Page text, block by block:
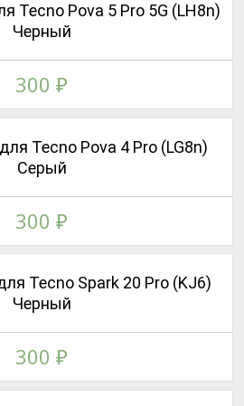
Tecno Spark 20 Pro (KJ6)
Черный
300 ₽
Tecno Pova 4 Pro (LG8n)
Серый
300 ₽
Tecno Pova 5 Pro 5G (LH8n)
Черный
300 ₽